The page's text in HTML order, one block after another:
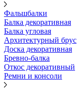
Фальшбалки
Балка декоративная
Балка угловая
Архитектурный брус
Доска декоративная
Бревно-балка
Откос декоративный
Ремни и консоли